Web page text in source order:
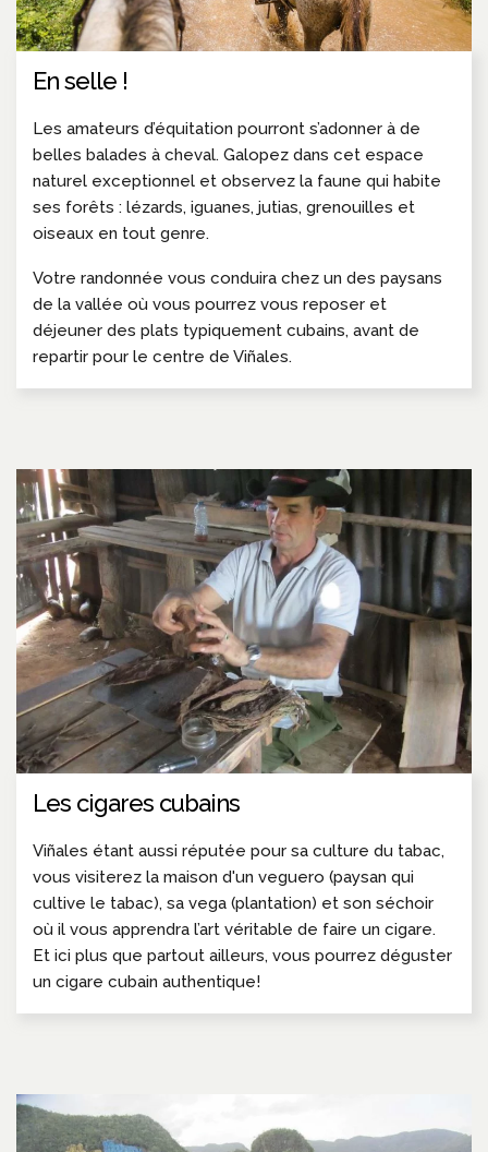
En selle !
Les amateurs d’équitation pourront s’adonner à de
belles balades à cheval. Galopez dans cet espace
naturel exceptionnel et observez la faune qui habite
ses forêts : lézards, iguanes, jutias, grenouilles et
oiseaux en tout genre.
Votre randonnée vous conduira chez un des paysans
de la vallée où vous pourrez vous reposer et
déjeuner des plats typiquement cubains, avant de
repartir pour le centre de Viñales.
Les cigares cubains
Viñales étant aussi réputée pour sa culture du tabac,
vous visiterez la maison d'un veguero (paysan qui
cultive le tabac), sa vega (plantation) et son séchoir
où il vous apprendra l’art véritable de faire un cigare.
Et ici plus que partout ailleurs, vous pourrez déguster
un cigare cubain authentique!